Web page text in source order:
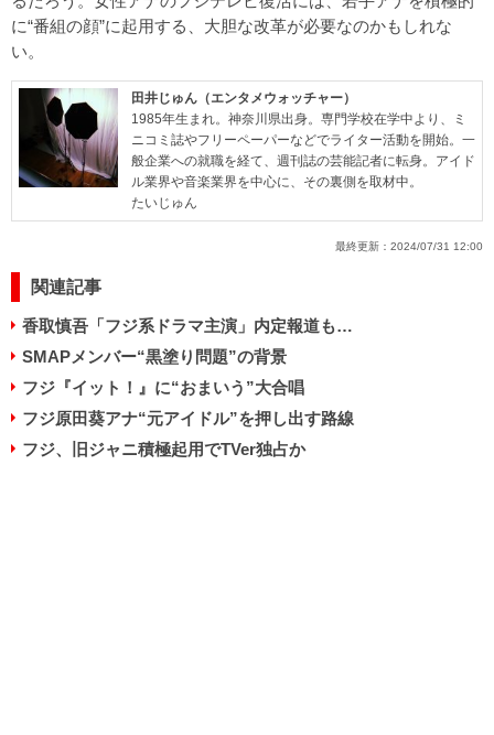
に“番組の顔”に起用する、大胆な改革が必要なのかもしれな
い。
田井じゅん（エンタメウォッチャー）
1985年生まれ。神奈川県出身。専門学校在学中より、ミ
ニコミ誌やフリーペーパーなどでライター活動を開始。一
般企業への就職を経て、週刊誌の芸能記者に転身。アイド
ル業界や音楽業界を中心に、その裏側を取材中。
たいじゅん
最終更新： 2024/07/31 12:00
関連記事
香取慎吾「フジ系ドラマ主演」内定報道も…
SMAPメンバー“黒塗り問題”の背景
フジ『イット！』に“おまいう”大合唱
フジ原田葵アナ“元アイドル”を押し出す路線
フジ、旧ジャニ積極起用でTVer独占か